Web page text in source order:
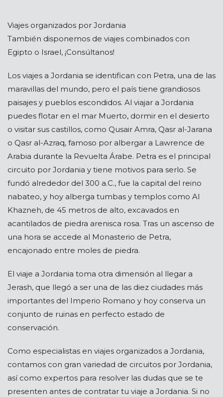
Viajes organizados por Jordania
También disponemos de viajes combinados con
Egipto o Israel, ¡Consúltanos!
Los viajes a Jordania se identifican con Petra, una de las
maravillas del mundo, pero el país tiene grandiosos
paisajes y pueblos escondidos. Al viajar a Jordania
puedes flotar en el mar Muerto, dormir en el desierto
o visitar sus castillos, como Qusair Amra, Qasr al-Jarana
o Qasr al-Azraq, famoso por albergar a Lawrence de
Arabia durante la Revuelta Árabe. Petra es el principal
circuito por Jordania y tiene motivos para serlo. Se
fundó alrededor del 300 a.C., fue la capital del reino
nabateo, y hoy alberga tumbas y templos como Al
Khazneh, de 45 metros de alto, excavados en
acantilados de piedra arenisca rosa. Tras un ascenso de
una hora se accede al Monasterio de Petra,
encajonado entre moles de piedra.
El viaje a Jordania toma otra dimensión al llegar a
Jerash, que llegó a ser una de las diez ciudades más
importantes del Imperio Romano y hoy conserva un
conjunto de ruinas en perfecto estado de
conservación.
Como especialistas en viajes organizados a Jordania,
contamos con gran variedad de circuitos por Jordania,
así como expertos para resolver las dudas que se te
presenten antes de contratar tu viaje a Jordania. Si no